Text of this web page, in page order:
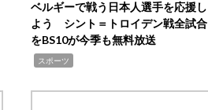
ベルギーで戦う日本人選手を応援し
よう シント＝トロイデン戦全試合
をBS10が今季も無料放送
スポーツ